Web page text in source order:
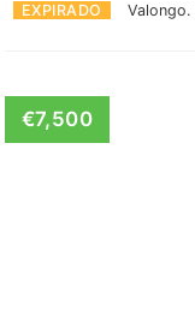
EXPIRADO Valongo.
€7,500